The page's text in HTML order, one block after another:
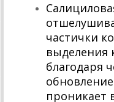
частички
выделения
благодаря
проникает